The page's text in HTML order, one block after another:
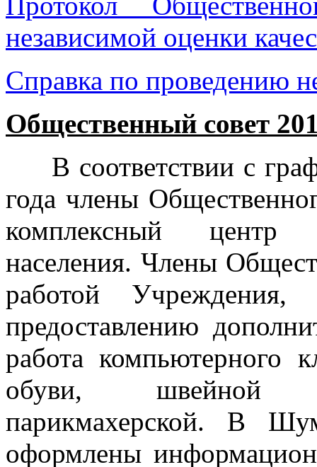
независимой оценки
Справка по проведению
Общественный совет
В соответствии с
года члены
комплексный центр
населения. Члены
работой
предоставлению
работа компьютерного
обуви, швейной
парикмахерской. В
оформлены